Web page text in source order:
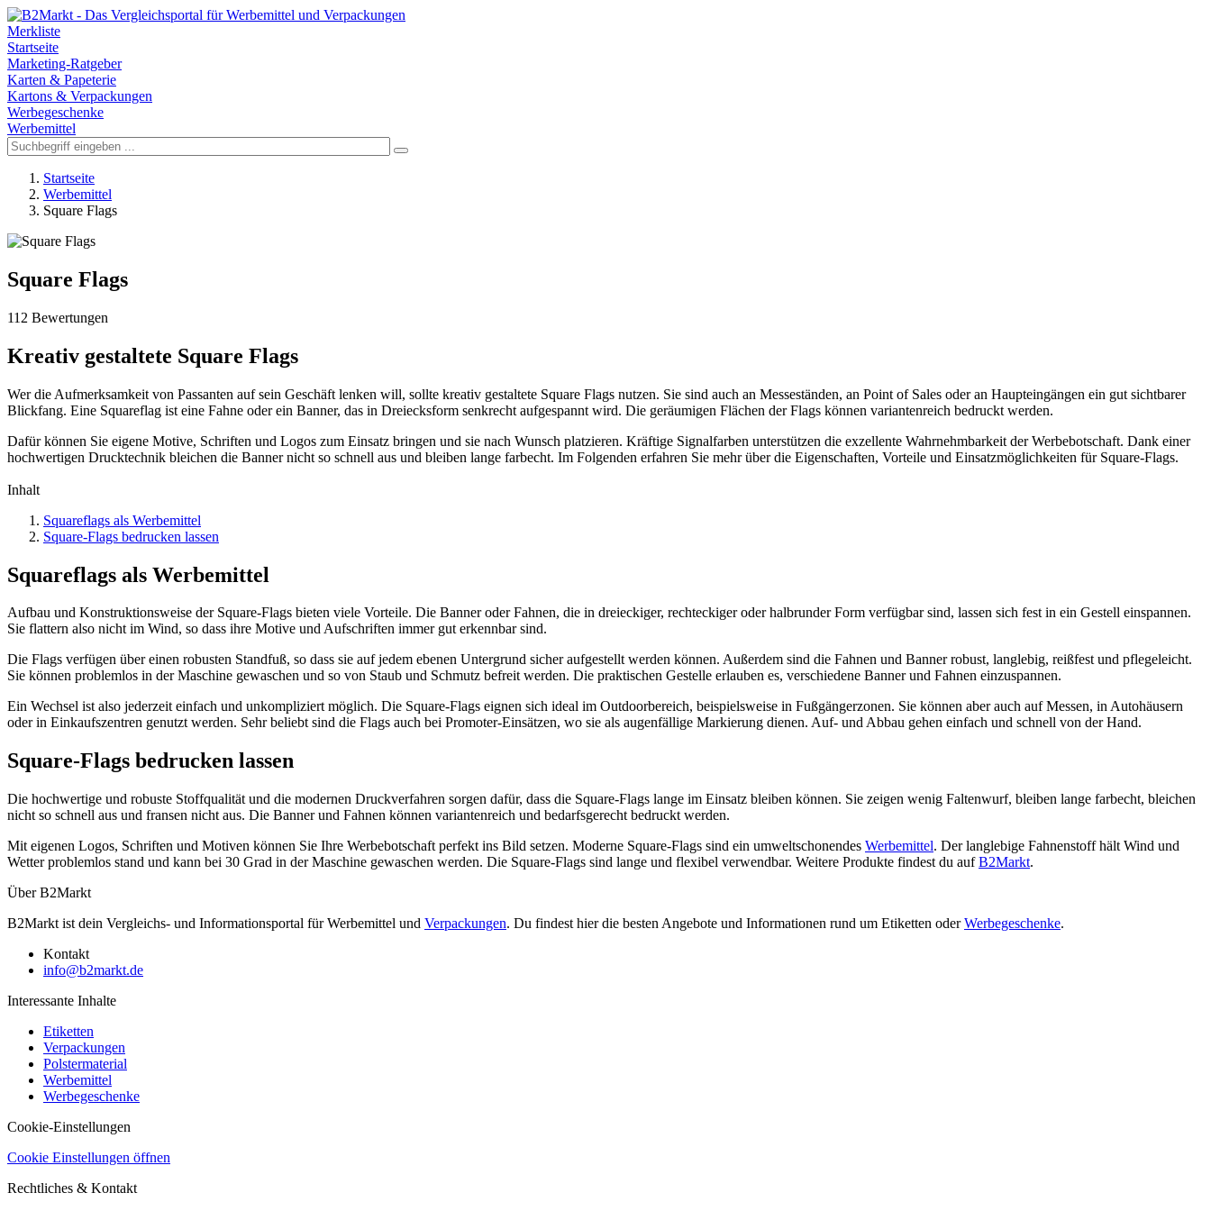
Merkliste
Startseite
Marketing-Ratgeber
Karten & Papeterie
Kartons & Verpackungen
Werbegeschenke
Werbemittel
Startseite
Werbemittel
Square Flags
Square Flags
112 Bewertungen
Kreativ gestaltete Square Flags
Wer die Aufmerksamkeit von Passanten auf sein Geschäft lenken will, sollte kreativ gestaltete Square Flags nutzen. Sie sind auch an Messeständen, an Point of Sales oder an Haupteingängen ein gut sichtbarer
Blickfang. Eine Squareflag ist eine Fahne oder ein Banner, das in Dreiecksform senkrecht aufgespannt wird. Die geräumigen Flächen der Flags können variantenreich bedruckt werden.
Dafür können Sie eigene Motive, Schriften und Logos zum Einsatz bringen und sie nach Wunsch platzieren. Kräftige Signalfarben unterstützen die exzellente Wahrnehmbarkeit der Werbebotschaft. Dank einer
hochwertigen Drucktechnik bleichen die Banner nicht so schnell aus und bleiben lange farbecht. Im Folgenden erfahren Sie mehr über die Eigenschaften, Vorteile und Einsatzmöglichkeiten für Square-Flags.
Inhalt
Squareflags als Werbemittel
Square-Flags bedrucken lassen
Squareflags als Werbemittel
Aufbau und Konstruktionsweise der Square-Flags bieten viele Vorteile. Die Banner oder Fahnen, die in dreieckiger, rechteckiger oder halbrunder Form verfügbar sind, lassen sich fest in ein Gestell einspannen.
Sie flattern also nicht im Wind, so dass ihre Motive und Aufschriften immer gut erkennbar sind.
Die Flags verfügen über einen robusten Standfuß, so dass sie auf jedem ebenen Untergrund sicher aufgestellt werden können. Außerdem sind die Fahnen und Banner robust, langlebig, reißfest und pflegeleicht.
Sie können problemlos in der Maschine gewaschen und so von Staub und Schmutz befreit werden. Die praktischen Gestelle erlauben es, verschiedene Banner und Fahnen einzuspannen.
Ein Wechsel ist also jederzeit einfach und unkompliziert möglich. Die Square-Flags eignen sich ideal im Outdoorbereich, beispielsweise in Fußgängerzonen. Sie können aber auch auf Messen, in Autohäusern
oder in Einkaufszentren genutzt werden. Sehr beliebt sind die Flags auch bei Promoter-Einsätzen, wo sie als augenfällige Markierung dienen. Auf- und Abbau gehen einfach und schnell von der Hand.
Square-Flags bedrucken lassen
Die hochwertige und robuste Stoffqualität und die modernen Druckverfahren sorgen dafür, dass die Square-Flags lange im Einsatz bleiben können. Sie zeigen wenig Faltenwurf, bleiben lange farbecht, bleichen
nicht so schnell aus und fransen nicht aus. Die Banner und Fahnen können variantenreich und bedarfsgerecht bedruckt werden.
Mit eigenen Logos, Schriften und Motiven können Sie Ihre Werbebotschaft perfekt ins Bild setzen. Moderne Square-Flags sind ein umweltschonendes Werbemittel. Der langlebige Fahnenstoff hält Wind und
Wetter problemlos stand und kann bei 30 Grad in der Maschine gewaschen werden. Die Square-Flags sind lange und flexibel verwendbar. Weitere Produkte findest du aufB2Markt.
Über B2Markt
B2Markt ist dein Vergleichs- und Informationsportal für Werbemittel und Verpackungen. Du findest hier die besten Angebote und Informationen rund um Etiketten oderWerbegeschenke.
Kontakt
info@b2markt.de
Interessante Inhalte
Etiketten
Verpackungen
Polstermaterial
Werbemittel
Werbegeschenke
Cookie-Einstellungen
Cookie Einstellungen öffnen
Rechtliches & Kontakt